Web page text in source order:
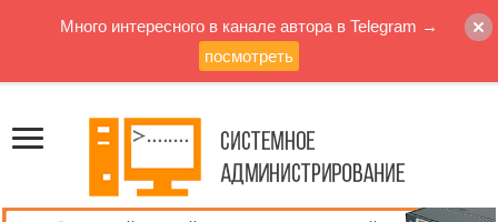
Много интересного в канале автора в Telegram →
посмотреть